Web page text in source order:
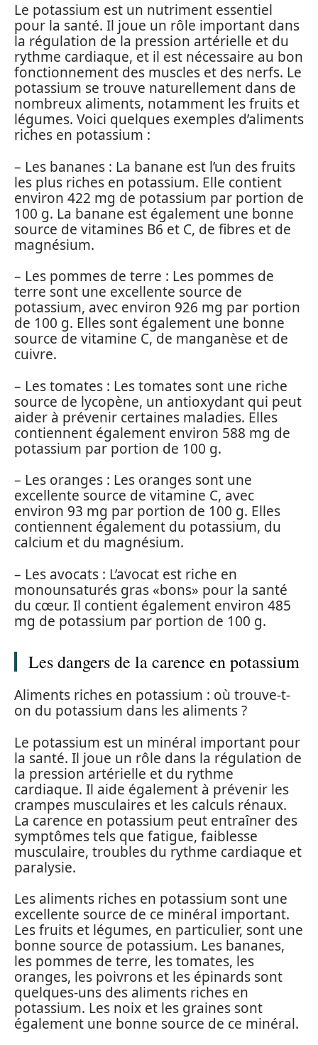
Le potassium est un nutriment essentiel
pour la santé. Il joue un rôle important dans
la régulation de la pression artérielle et du
rythme cardiaque, et il est nécessaire au bon
fonctionnement des muscles et des nerfs. Le
potassium se trouve naturellement dans de
nombreux aliments, notamment les fruits et
légumes. Voici quelques exemples d’aliments
riches en potassium :
– Les bananes : La banane est l’un des fruits
les plus riches en potassium. Elle contient
environ 422 mg de potassium par portion de
100 g. La banane est également une bonne
source de vitamines B6 et C, de fibres et de
magnésium.
– Les pommes de terre : Les pommes de
terre sont une excellente source de
potassium, avec environ 926 mg par portion
de 100 g. Elles sont également une bonne
source de vitamine C, de manganèse et de
cuivre.
– Les tomates : Les tomates sont une riche
source de lycopène, un antioxydant qui peut
aider à prévenir certaines maladies. Elles
contiennent également environ 588 mg de
potassium par portion de 100 g.
– Les oranges : Les oranges sont une
excellente source de vitamine C, avec
environ 93 mg par portion de 100 g. Elles
contiennent également du potassium, du
calcium et du magnésium.
– Les avocats : L’avocat est riche en
monounsaturés gras «bons» pour la santé
du cœur. Il contient également environ 485
mg de potassium par portion de 100 g.
Les dangers de la carence en potassium
Aliments riches en potassium : où trouve-t-
on du potassium dans les aliments ?
Le potassium est un minéral important pour
la santé. Il joue un rôle dans la régulation de
la pression artérielle et du rythme
cardiaque. Il aide également à prévenir les
crampes musculaires et les calculs rénaux.
La carence en potassium peut entraîner des
symptômes tels que fatigue, faiblesse
musculaire, troubles du rythme cardiaque et
paralysie.
Les aliments riches en potassium sont une
excellente source de ce minéral important.
Les fruits et légumes, en particulier, sont une
bonne source de potassium. Les bananes,
les pommes de terre, les tomates, les
oranges, les poivrons et les épinards sont
quelques-uns des aliments riches en
potassium. Les noix et les graines sont
également une bonne source de ce minéral.